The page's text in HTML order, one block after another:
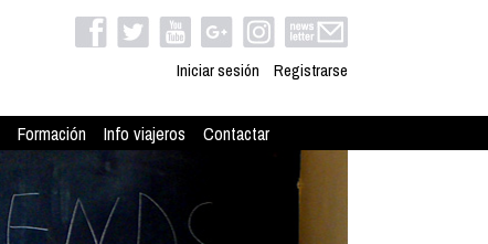
Iniciar sesión Registrarse
Formación Info viajeros Contactar